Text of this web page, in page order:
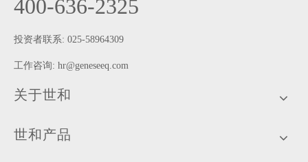
400-636-2325
投资者联系: 025-58964309
工作咨询: hr@geneseeq.com
关于世和
世和产品